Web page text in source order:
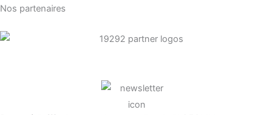
Nos partenaires